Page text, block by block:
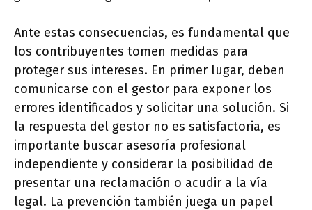
Ante estas consecuencias, es fundamental que
los contribuyentes tomen medidas para
proteger sus intereses. En primer lugar, deben
comunicarse con el gestor para exponer los
errores identificados y solicitar una solución. Si
la respuesta del gestor no es satisfactoria, es
importante buscar asesoría profesional
independiente y considerar la posibilidad de
presentar una reclamación o acudir a la vía
legal. La prevención también juega un papel